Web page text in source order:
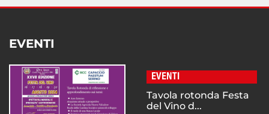
EVENTI
EVENTI
Tavola rotonda Festa
del Vino d...